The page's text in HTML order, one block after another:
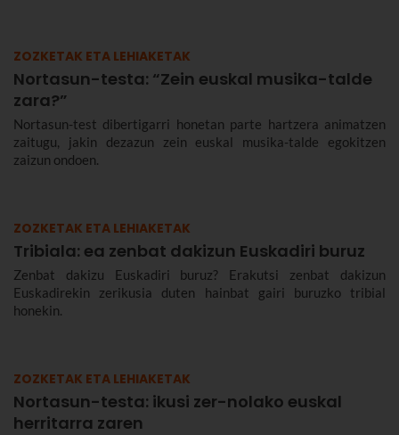
ZOZKETAK ETA LEHIAKETAK
Nortasun-testa: “Zein euskal musika-talde
zara?”
Nortasun-test dibertigarri honetan parte hartzera animatzen
zaitugu, jakin dezazun zein euskal musika-talde egokitzen
zaizun ondoen.
ZOZKETAK ETA LEHIAKETAK
Tribiala: ea zenbat dakizun Euskadiri buruz
Zenbat dakizu Euskadiri buruz? Erakutsi zenbat dakizun
Euskadirekin zerikusia duten hainbat gairi buruzko tribial
honekin.
ZOZKETAK ETA LEHIAKETAK
Nortasun-testa: ikusi zer-nolako euskal
herritarra zaren